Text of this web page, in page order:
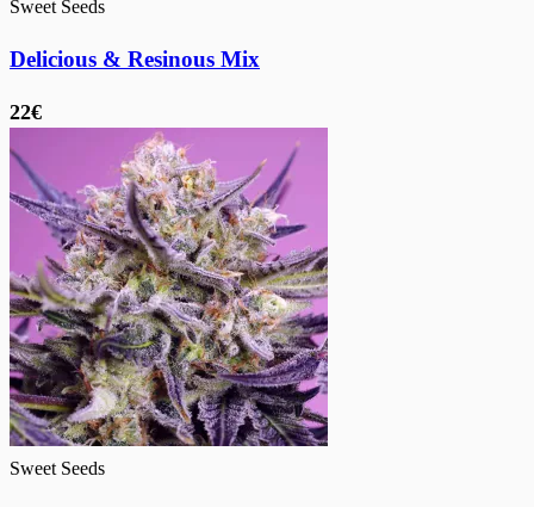
Sweet Seeds
Delicious & Resinous Mix
22€
Sweet Seeds